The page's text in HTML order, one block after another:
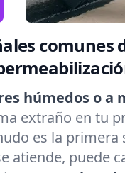
comunes
húmedos o a
extraño en tu
es la primera
atiende, puede